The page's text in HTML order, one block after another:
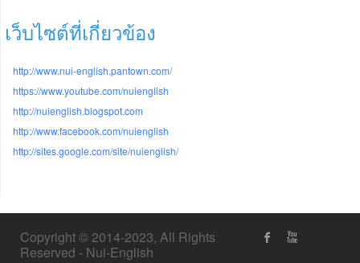
เว็บไซต์ที่เกี่ยวข้อง
http://www.nui-english.pantown.com/
https://www.youtube.com/nuienglish
http://nuienglish.blogspot.com
http://www.facebook.com/nuienglish
http://sites.google.com/site/nuienglish/
Copyright © 2014-2023, All Rights
Reserved - Nui-English